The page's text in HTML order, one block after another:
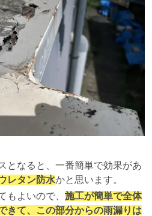
となると、一番簡単で効果があ
レタン防水かと思います。
よいので、 施工が簡単で全体
きて、この部分からの雨漏りは